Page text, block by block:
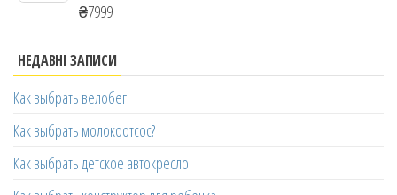
₴7999
НЕДАВНІ ЗАПИСИ
Как выбрать велобег
Как выбрать молокоотсос?
Как выбрать детское автокресло